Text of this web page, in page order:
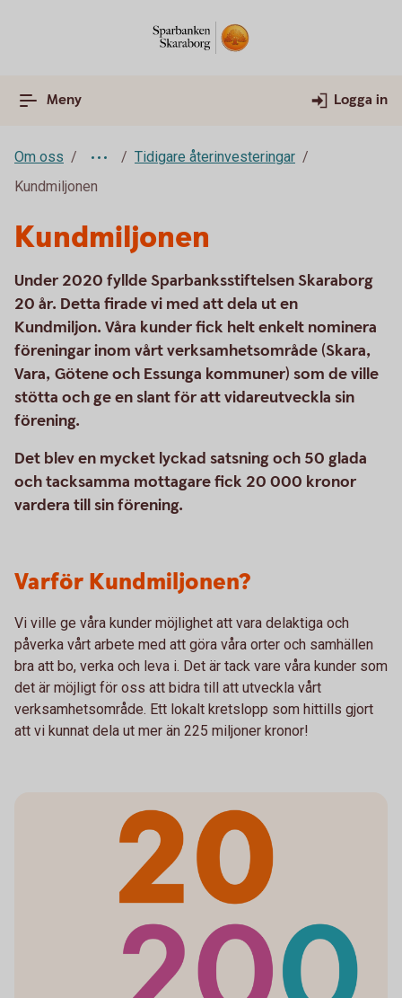
Meny Logga in
Om oss
Tidigare återinvesteringar
Kundmiljonen
Kundmiljonen
Under 2020 fyllde Sparbanksstiftelsen Skaraborg
20 år. Detta firade vi med att dela ut en
Kundmiljon. Våra kunder fick helt enkelt nominera
föreningar inom vårt verksamhetsområde (Skara,
Vara, Götene och Essunga kommuner) som de ville
stötta och ge en slant för att vidareutveckla sin
förening.
Det blev en mycket lyckad satsning och 50 glada
och tacksamma mottagare fick 20 000 kronor
vardera till sin förening.
Varför Kundmiljonen?
Vi ville ge våra kunder möjlighet att vara delaktiga och
påverka vårt arbete med att göra våra orter och samhällen
bra att bo, verka och leva i. Det är tack vare våra kunder som
det är möjligt för oss att bidra till att utveckla vårt
verksamhetsområde. Ett lokalt kretslopp som hittills gjort
att vi kunnat dela ut mer än 225 miljoner kronor!